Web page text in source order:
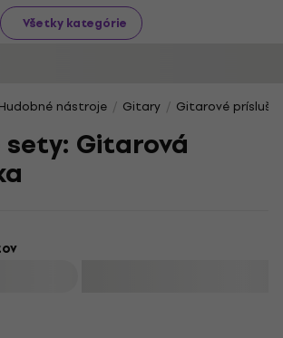
Všetky kategórie
Hudobné nástroje Gitary Gitarové
sety: Gitarová